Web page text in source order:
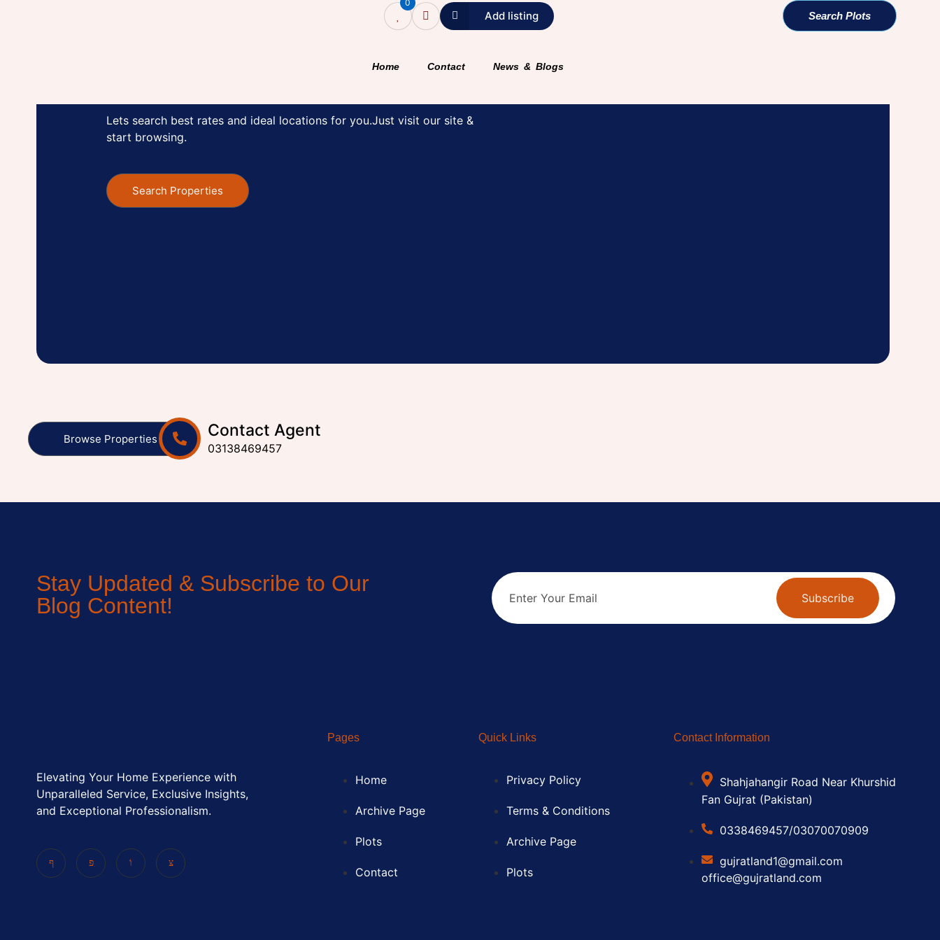
0
Add listing Search Plots
Home Contact News & Blogs
اوورسیز پاکستانیوں نے ترسیلات زر کا نیا ریکارڈ بنادیا
Lets search best rates and ideal locations for you.Just visit our site &
start browsing.
Search Properties
Browse Properties Contact Agent
03138469457
Stay Updated & Subscribe to Our
Blog Content!
Subscribe
Elevating Your Home Experience with
Unparalleled Service, Exclusive Insights,
and Exceptional Professionalism.
Pages
Home
Archive Page
Plots
Contact
Quick Links
Privacy Policy
Terms & Conditions
Archive Page
Plots
Contact Information
Shahjahangir Road Near Khurshid
Fan Gujrat (Pakistan)
0338469457/03070070909
gujratland1@gmail.com
office@gujratland.com